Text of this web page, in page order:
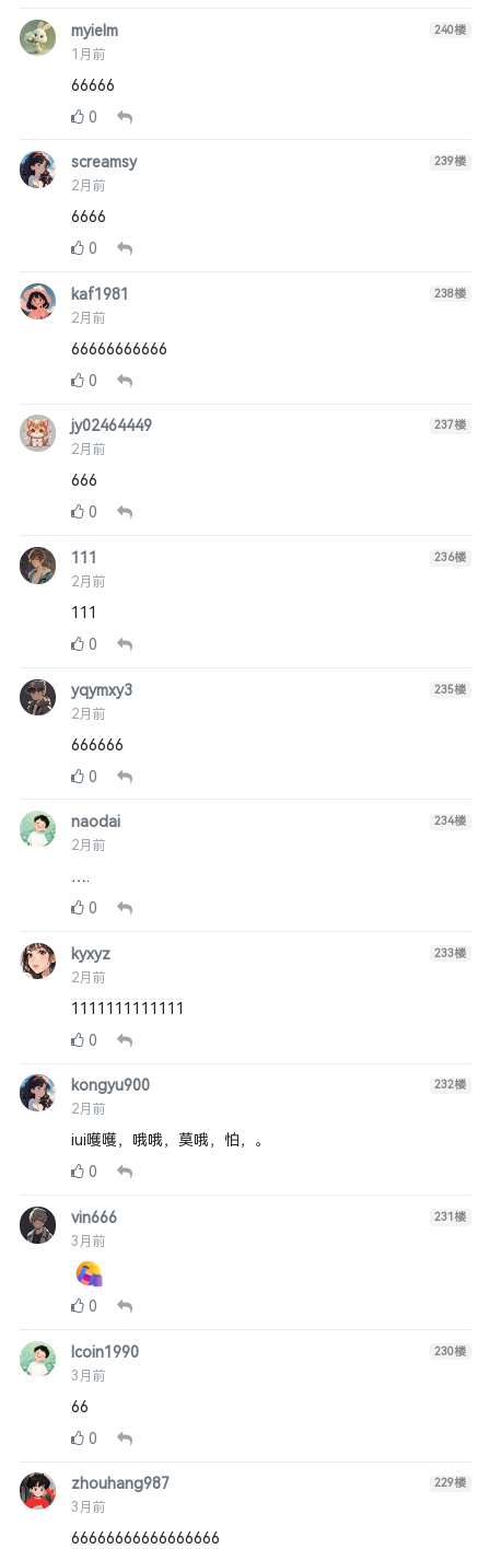
myielm
1月前
240楼
66666
0
screamsy
2月前
239楼
6666
0
kaf1981
2月前
238楼
66666666666
0
jy02464449
2月前
237楼
666
0
111
2月前
236楼
111
0
yqymxy3
2月前
235楼
666666
0
naodai
2月前
234楼
….
0
kyxyz
2月前
233楼
1111111111111
0
kongyu900
2月前
232楼
iui嚄嚄，哦哦，莫哦，怕，。
0
vin666
3月前
231楼
0
lcoin1990
3月前
230楼
66
0
zhouhang987
3月前
229楼
66666666666666666